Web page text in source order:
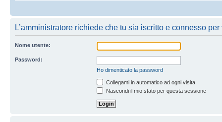
L’amministratore richiede che tu sia iscritto e connesso
Nome utente:
Password:
Ho dimenticato la password
Collegami in automatico ad ogni visita
Nascondi il mio stato per questa sessione